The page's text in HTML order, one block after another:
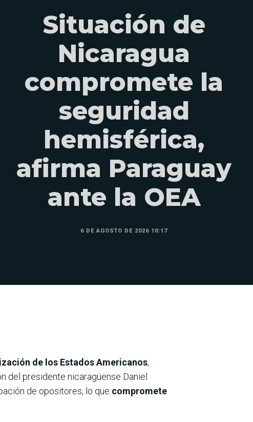
Situación de
Nicaragua
compromete la
seguridad
hemisférica,
afirma Paraguay
ante la OEA
6 DE AGOSTO DE 2026 10:17
de los Estados Americanos,
del presidente nicaragüense Daniel
de opositores, lo que compromete